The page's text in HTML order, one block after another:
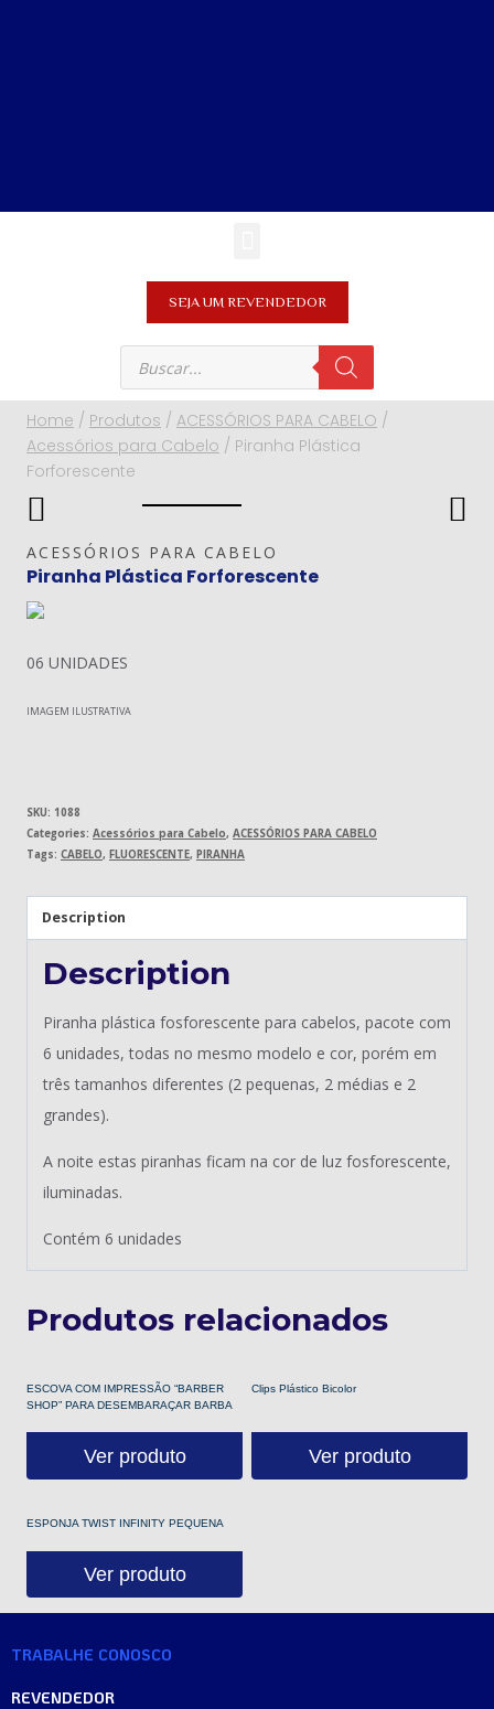
SEJA UM REVENDEDOR
Home / Produtos / ACESSÓRIOS PARA CABELO /
Acessórios para Cabelo / Piranha Plástica
Forforescente
ACESSÓRIOS PARA CABELO
Piranha Plástica Forforescente
06 UNIDADES
IMAGEM ILUSTRATIVA
SKU: 1088
Categories: Acessórios para Cabelo, ACESSÓRIOS PARA CABELO
Tags: CABELO, FLUORESCENTE, PIRANHA
Description
Description
Piranha plástica fosforescente para cabelos, pacote com
6 unidades, todas no mesmo modelo e cor, porém em
três tamanhos diferentes (2 pequenas, 2 médias e 2
grandes).
A noite estas piranhas ficam na cor de luz fosforescente,
iluminadas.
Contém 6 unidades
Produtos relacionados
ESCOVA COM IMPRESSÃO “BARBER
SHOP” PARA DESEMBARAÇAR BARBA
Ver produto
Clips Plástico Bicolor
Ver produto
ESPONJA TWIST INFINITY PEQUENA
Ver produto
TRABALHE CONOSCO
REVENDEDOR